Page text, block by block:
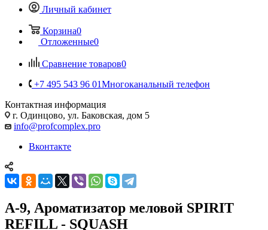
Личный кабинет
Корзина0
Отложенные0
Сравнение товаров0
+7 495 543 96 01Многоканальный телефон
Контактная информация
г. Одинцово, ул. Баковская, дом 5
info@profcomplex.pro
Вконтакте
A-9, Ароматизатор меловой SPIRIT
REFILL - SQUASH